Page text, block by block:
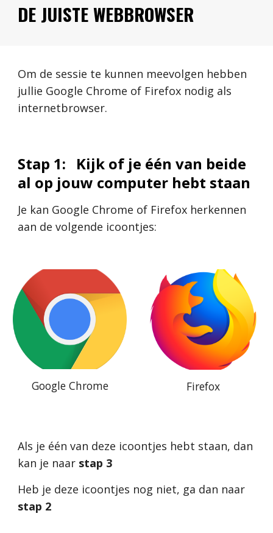
DE JUISTE WEBBROWSER
Om de sessie te kunnen meevolgen hebben
jullie Google Chrome of Firefox nodig als
internetbrowser.
Stap 1:
Kijk of je één van beide
al op jouw computer hebt staan
Je kan Google Chrome of Firefox herkennen
aan de volgende icoontjes:
Google Chrome Firefox
Als je één van deze icoontjes hebt staan, dan
kan je naar stap 3
stap 2